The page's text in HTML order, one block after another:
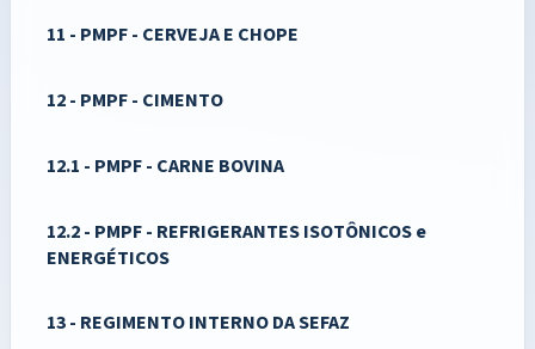
11 - PMPF - CERVEJA E CHOPE
12 - PMPF - CIMENTO
12.1 - PMPF - CARNE BOVINA
12.2 - PMPF - REFRIGERANTES ISOTÔNICOS e
ENERGÉTICOS
13 - REGIMENTO INTERNO DA SEFAZ